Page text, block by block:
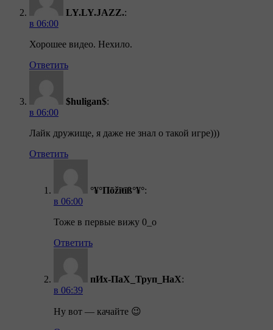
LY.LY.JAZZ.:
в 06:00
Хорошее видео. Нехило.
Ответить
$huligan$:
в 06:00
Лайк дружище, я даже не знал о такой игре)))
Ответить
°¥°Пōžīŧīß°¥°:
в 06:00
Тоже в первые вижу 0_о
Ответить
пИх-ПаХ_Труп_НаХ:
в 06:39
Ну вот — качайте 😉